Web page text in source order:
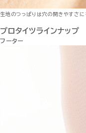
生地のつっぱりは穴の開きやすさに
プロタイツラインナップ
フーター